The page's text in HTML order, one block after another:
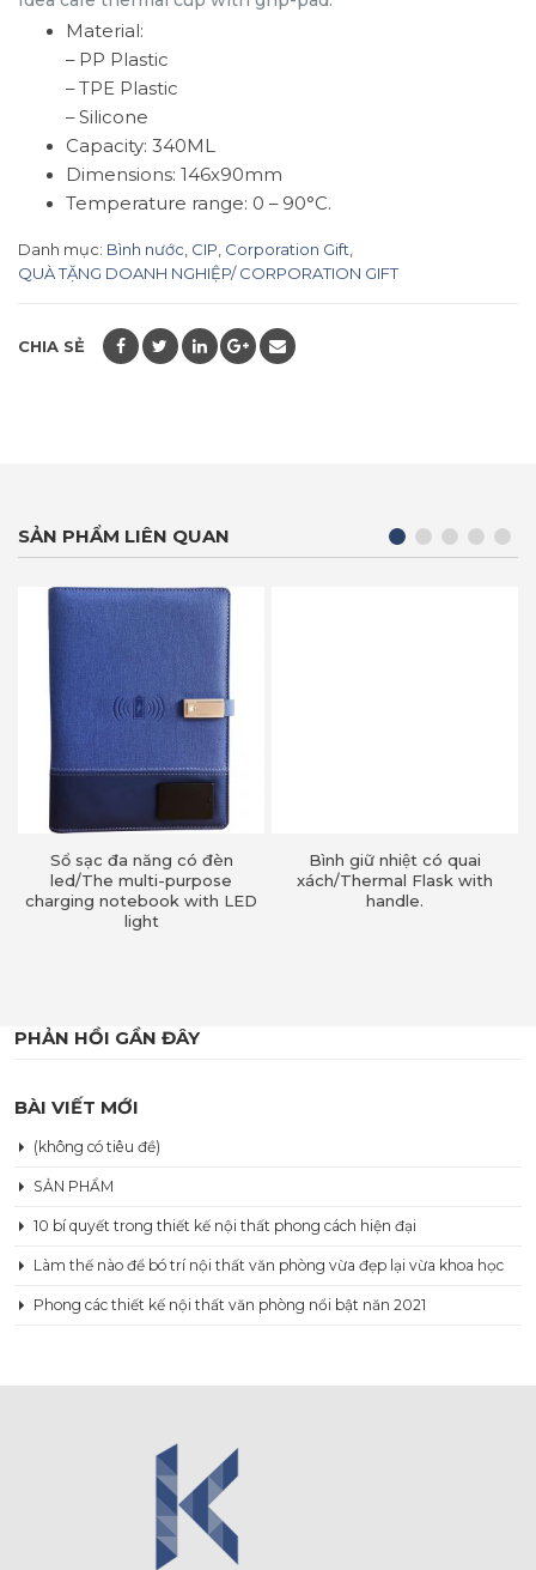
Material:
– PP Plastic
– TPE Plastic
– Silicone
Capacity: 340ML
Dimensions: 146x90mm
Temperature range: 0 – 90°C.
Danh mục: Bình nước CIP Corporation Gift
QUÀ TẶNG DOANH NGHIỆP/ CORPORATION GIFT
CHIA SẺ
SẢN PHẨM LIÊN QUAN
Sổ sạc đa năng có đèn
led/The multi-purpose
charging notebook with LED
light
Bình giữ nhiệt có quai
xách/Thermal Flask with
handle.
PHẢN HỒI GẦN ĐÂY
BÀI VIẾT MỚI
(không có tiêu đề)
SẢN PHẨM
10 bí quyết trong thiết kế nội thất phong cách hiện đại
Làm thế nào để bó trí nội thất văn phòng vừa đẹp lại vừa khoa học
Phong các thiết kế nội thất văn phòng nổi bật năn 2021